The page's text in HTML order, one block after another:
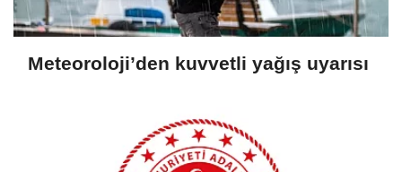
Meteoroloji’den kuvvetli yağış uyarısı